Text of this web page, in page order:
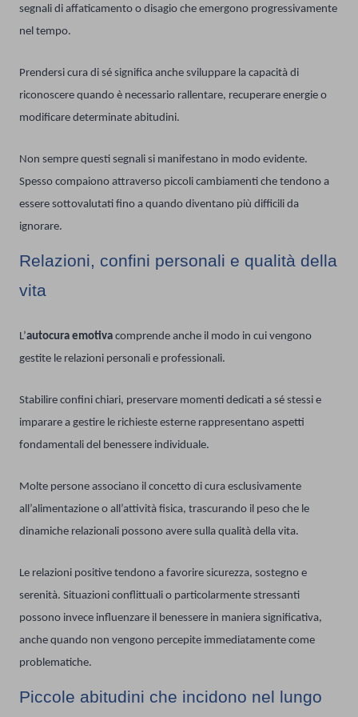
segnali di affaticamento o disagio che emergono progressivamente
nel tempo.
Prendersi cura di sé significa anche sviluppare la capacità di
riconoscere quando è necessario rallentare, recuperare energie o
modificare determinate abitudini.
Non sempre questi segnali si manifestano in modo evidente.
Spesso compaiono attraverso piccoli cambiamenti che tendono a
essere sottovalutati fino a quando diventano più difficili da
ignorare.
Relazioni, confini personali e qualità della
vita
L’autocura emotiva comprende anche il modo in cui vengono
gestite le relazioni personali e professionali.
Stabilire confini chiari, preservare momenti dedicati a sé stessi e
imparare a gestire le richieste esterne rappresentano aspetti
fondamentali del benessere individuale.
Molte persone associano il concetto di cura esclusivamente
all’alimentazione o all’attività fisica, trascurando il peso che le
dinamiche relazionali possono avere sulla qualità della vita.
Le relazioni positive tendono a favorire sicurezza, sostegno e
serenità. Situazioni conflittuali o particolarmente stressanti
possono invece influenzare il benessere in maniera significativa,
anche quando non vengono percepite immediatamente come
problematiche.
Piccole abitudini che incidono nel lungo